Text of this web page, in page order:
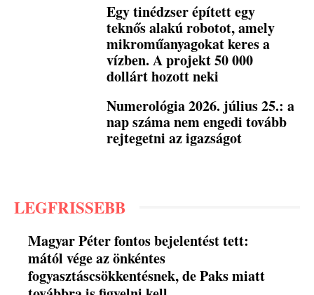
Egy tinédzser épített egy
teknős alakú robotot, amely
mikroműanyagokat keres a
vízben. A projekt 50 000
dollárt hozott neki
Numerológia 2026. július 25.: a
nap száma nem engedi tovább
rejtegetni az igazságot
LEGFRISSEBB
Magyar Péter fontos bejelentést tett:
mától vége az önkéntes
fogyasztáscsökkentésnek, de Paks miatt